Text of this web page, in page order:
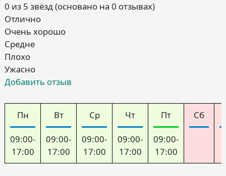
0 из 5 звёзд (основано на 0 отзывах)
Отлично
Очень хорошо
Средне
Плохо
Ужасно
Добавить отзыв
Пн
09:00-
17:00
Вт
09:00-
17:00
Ср
09:00-
17:00
Чт
09:00-
17:00
Пт
09:00-
17:00
Сб